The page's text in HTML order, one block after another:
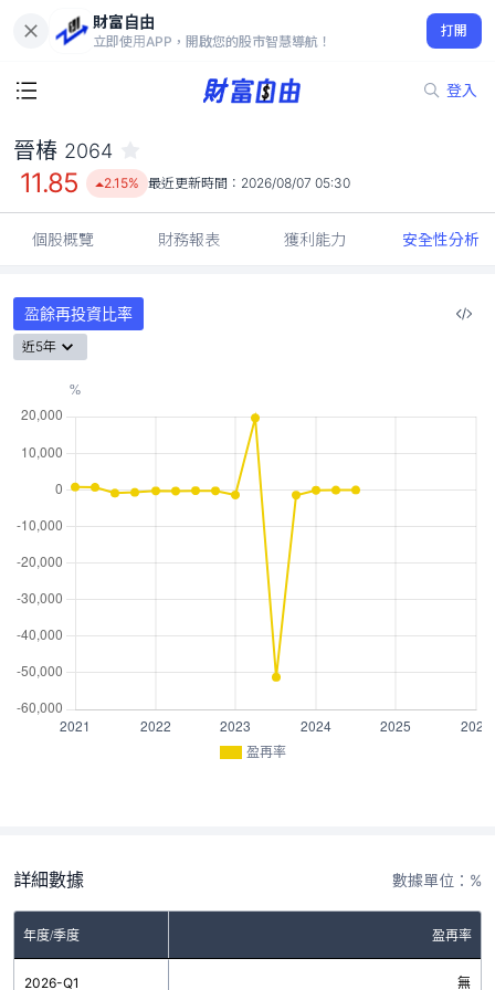
財富自由
立即使用APP，開啟您的股市智慧導航！
打開
登入
11.85
2.15%
晉椿 2064
11.85 2.15% 最近更新時間： 2026/08/07 05:30
個股概覽 財務報表 獲利能力 安全性分析
盈餘再投資比率
近5年
盈再率
詳細數據 數據單位：%
年度/季度 盈再率
2026-Q1 無